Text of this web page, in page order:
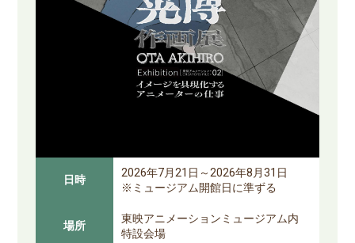
日時
2026年7月21日～2026年8月31日
※ミュージアム開館日に準ずる
場所
東映アニメーションミュージアム内
特設会場